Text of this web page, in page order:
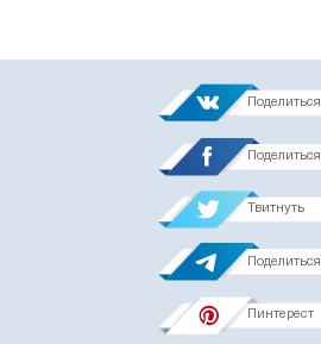
Поделиться
Поделиться
Твитнуть
Поделиться
Пинтерест